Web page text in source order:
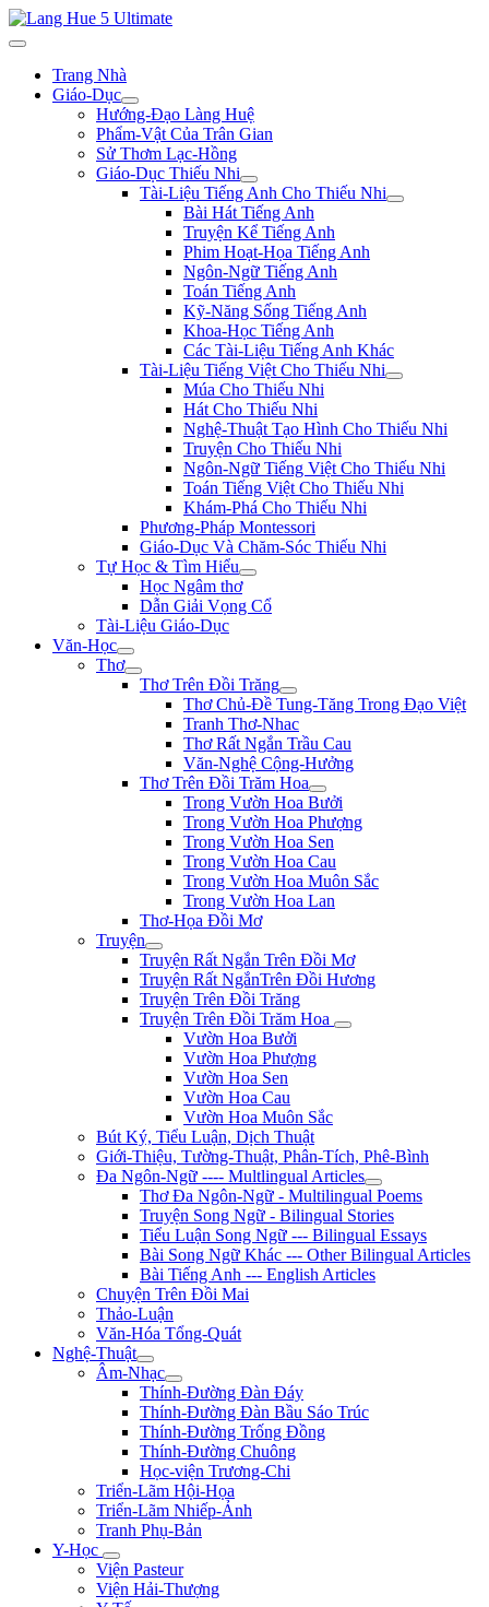
Trang Nhà
Giáo-Dục
Hướng-Đạo Làng Huệ
Phẩm-Vật Của Trân Gian
Sử Thơm Lạc-Hồng
Giáo-Dục Thiếu Nhi
Tài-Liệu Tiếng Anh Cho Thiếu Nhi
Bài Hát Tiếng Anh
Truyện Kể Tiếng Anh
Phim Hoạt-Họa Tiếng Anh
Ngôn-Ngữ Tiếng Anh
Toán Tiếng Anh
Kỹ-Năng Sống Tiếng Anh
Khoa-Học Tiếng Anh
Các Tài-Liệu Tiếng Anh Khác
Tài-Liệu Tiếng Việt Cho Thiếu Nhi
Múa Cho Thiếu Nhi
Hát Cho Thiếu Nhi
Nghệ-Thuật Tạo Hình Cho Thiếu Nhi
Truyện Cho Thiếu Nhi
Ngôn-Ngữ Tiếng Việt Cho Thiếu Nhi
Toán Tiếng Việt Cho Thiếu Nhi
Khám-Phá Cho Thiếu Nhi
Phương-Pháp Montessori
Giáo-Dục Và Chăm-Sóc Thiếu Nhi
Tự Học & Tìm Hiểu
Học Ngâm thơ
Dẫn Giải Vọng Cổ
Tài-Liệu Giáo-Dục
Văn-Học
Thơ
Thơ Trên Đồi Trăng
Thơ Chủ-Đề Tung-Tăng Trong Đạo Việt
Tranh Thơ-Nhac
Thơ Rất Ngắn Trầu Cau
Văn-Nghệ Cộng-Hưởng
Thơ Trên Đồi Trăm Hoa
Trong Vườn Hoa Bưởi
Trong Vườn Hoa Phượng
Trong Vườn Hoa Sen
Trong Vườn Hoa Cau
Trong Vườn Hoa Muôn Sắc
Trong Vườn Hoa Lan
Thơ-Họa Đồi Mơ
Truyện
Truyện Rất Ngắn Trên Đồi Mơ
Truyện Rất NgắnTrên Đồi Hương
Truyện Trên Đồi Trăng
Truyện Trên Đồi Trăm Hoa
Vườn Hoa Bưởi
Vườn Hoa Phượng
Vườn Hoa Sen
Vườn Hoa Cau
Vườn Hoa Muôn Sắc
Bút Ký, Tiểu Luận, Dịch Thuật
Giới-Thiệu, Tường-Thuật, Phân-Tích, Phê-Bình
Đa Ngôn-Ngữ ---- Multlingual Articles
Thơ Đa Ngôn-Ngữ - Multilingual Poems
Truyện Song Ngữ - Bilingual Stories
Tiểu Luận Song Ngữ --- Bilingual Essays
Bài Song Ngữ Khác --- Other Bilingual Articles
Bài Tiếng Anh --- English Articles
Chuyện Trên Đồi Mai
Thảo-Luận
Văn-Hóa Tổng-Quát
Nghệ-Thuật
Âm-Nhạc
Thính-Đường Đàn Đáy
Thính-Đường Đàn Bầu Sáo Trúc
Thính-Đường Trống Đồng
Thính-Đường Chuông
Học-viện Trương-Chi
Triển-Lãm Hội-Họa
Triển-Lãm Nhiếp-Ảnh
Tranh Phụ-Bản
Y-Học
Viện Pasteur
Viện Hải-Thượng